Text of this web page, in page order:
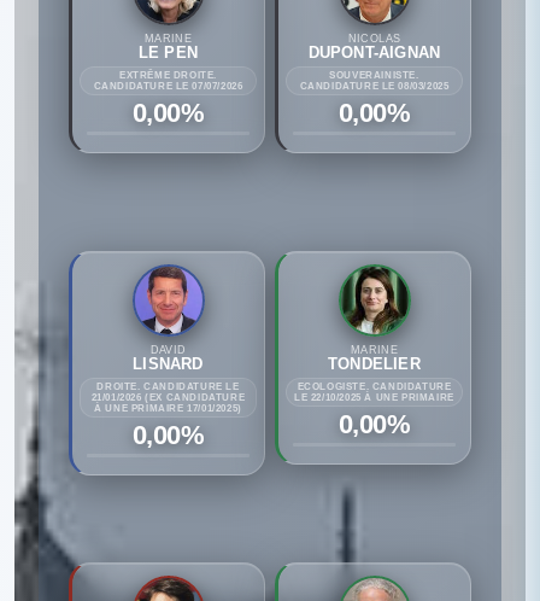
MARINE
LE PEN
EXTRÊME DROITE.
CANDIDATURE LE 07/07/2026
0,00%
NICOLAS
DUPONT-AIGNAN
SOUVERAINISTE.
CANDIDATURE LE 08/03/2025
0,00%
DAVID
LISNARD
DROITE. CANDIDATURE LE
21/01/2026 (EX CANDIDATURE
À UNE PRIMAIRE 17/01/2025)
0,00%
MARINE
TONDELIER
ECOLOGISTE. CANDIDATURE
LE 22/10/2025 À UNE PRIMAIRE
0,00%